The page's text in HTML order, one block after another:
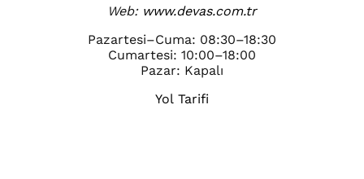
Web: www.devas.com.tr
Pazartesi–Cuma: 08:30–18:30
Cumartesi: 10:00–18:00
Pazar: Kapalı
Yol Tarifi